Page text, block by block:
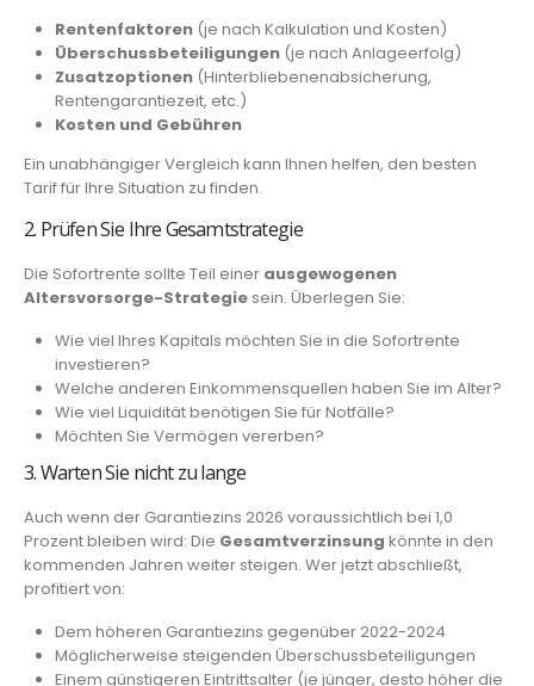
Rentenfaktoren (je nach Kalkulation und Kosten)
Überschussbeteiligungen (je nach Anlageerfolg)
Zusatzoptionen (Hinterbliebenenabsicherung,
Rentengarantiezeit, etc.)
Kosten und Gebühren
Ein unabhängiger Vergleich kann Ihnen helfen, den besten
Tarif für Ihre Situation zu finden.
2. Prüfen Sie Ihre Gesamtstrategie
Die Sofortrente sollte Teil einer ausgewogenen
Altersvorsorge-Strategie sein. Überlegen Sie:
Wie viel Ihres Kapitals möchten Sie in die Sofortrente
investieren?
Welche anderen Einkommensquellen haben Sie im Alter?
Wie viel Liquidität benötigen Sie für Notfälle?
Möchten Sie Vermögen vererben?
3. Warten Sie nicht zu lange
Auch wenn der Garantiezins 2026 voraussichtlich bei 1,0
Prozent bleiben wird: Die Gesamtverzinsung könnte in den
kommenden Jahren weiter steigen. Wer jetzt abschließt,
profitiert von:
Dem höheren Garantiezins gegenüber 2022-2024
Möglicherweise steigenden Überschussbeteiligungen
Einem günstigeren Eintrittsalter (je jünger, desto höher die